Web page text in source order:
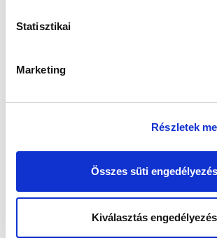
Statisztikai
Marketing
Részletek
Összes süti
Kiválasztás
BFC SIÓFOK MTK
hírlevelünkre: